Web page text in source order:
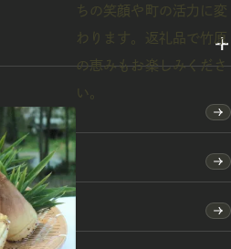
ちの笑顔や町の活力に変
わります。返礼品で竹原
の恵みもお楽しみくださ
い。